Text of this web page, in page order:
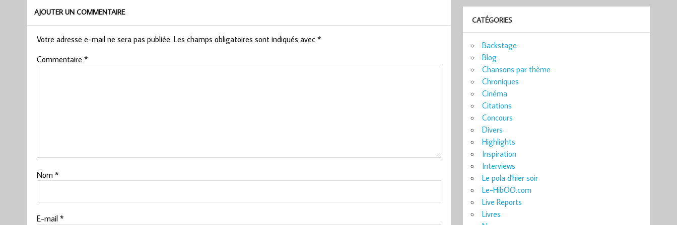
AJOUTER UN COMMENTAIRE
Votre adresse e-mail ne sera pas publiée. Les champs obligatoires sont indiqués avec *
Commentaire *
Nom *
E-mail *
CATÉGORIES
Backstage
Blog
Chansons par thème
Chroniques
Cinéma
Citations
Concours
Divers
Highlights
Inspiration
Interviews
Le pola d'hier soir
Le-HibOO.com
Live Reports
Livres